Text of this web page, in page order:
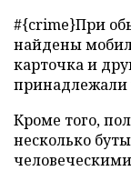
#{crime}При
найдены
карточка и
принадлежали
Кроме того,
несколько